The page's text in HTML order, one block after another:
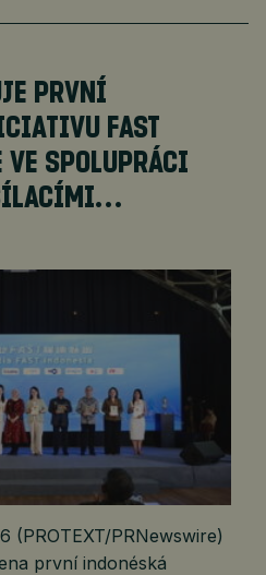
PRVNÍ
FAST
SPOLUPRÁCI
(PROTEXT/PRNewswire)
první indonéská